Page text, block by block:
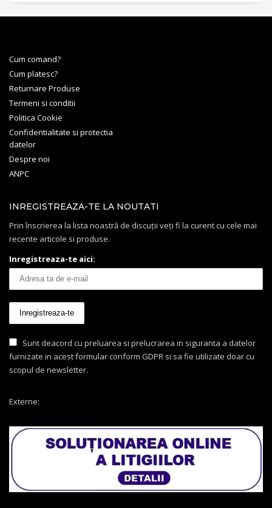
Cum comand?
Cum platesc?
Returnare Produse
Termeni si conditii
Politica Cookie
Confidentialitate si protectia
datelor
Despre noi
ANPC
INREGISTREAZA-TE LA NOUTATI
Prin înscrierea la lista noastră de discuții veți fi la curent cu cele mai
recente articole si produse.
Inregistreaza-te aici:
Sunt deacord cu preluarea si prelucrarea in siguranta a datelor
furnizate in acest formular conform GDPR si sa fie utilizate doar cu
scopul de newsletter.
Externe: